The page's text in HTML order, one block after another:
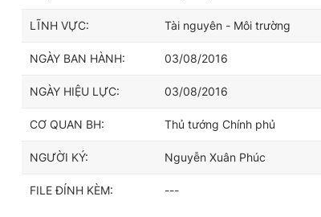
LĨNH VỰC: Tài nguyên - Môi trường
NGÀY BAN HÀNH: 03/08/2016
NGÀY HIỆU LỰC: 03/08/2016
CƠ QUAN BH: Thủ tướng Chính phủ
NGƯỜI KÝ: Nguyễn Xuân Phúc
FILE ĐÍNH KÈM: ---